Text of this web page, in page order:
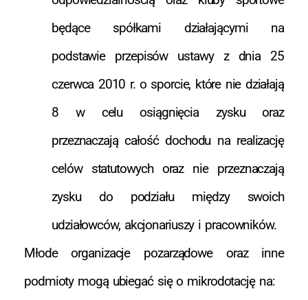
będące spółkami działającymi na
podstawie przepisów ustawy z dnia 25
czerwca 2010 r. o sporcie, które nie działają
8 w celu osiągnięcia zysku oraz
przeznaczają całość dochodu na realizację
celów statutowych oraz nie przeznaczają
zysku do podziału między swoich
udziałowców, akcjonariuszy i pracowników.
Młode organizacje pozarządowe oraz inne
podmioty mogą ubiegać się o mikrodotację na: